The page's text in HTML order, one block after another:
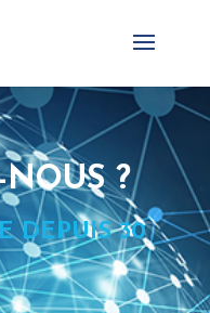
?
DEPUIS 30